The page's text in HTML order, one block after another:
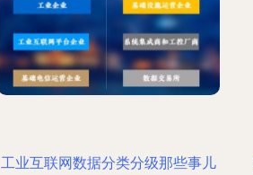
工业互联网数据分类分级那些事儿